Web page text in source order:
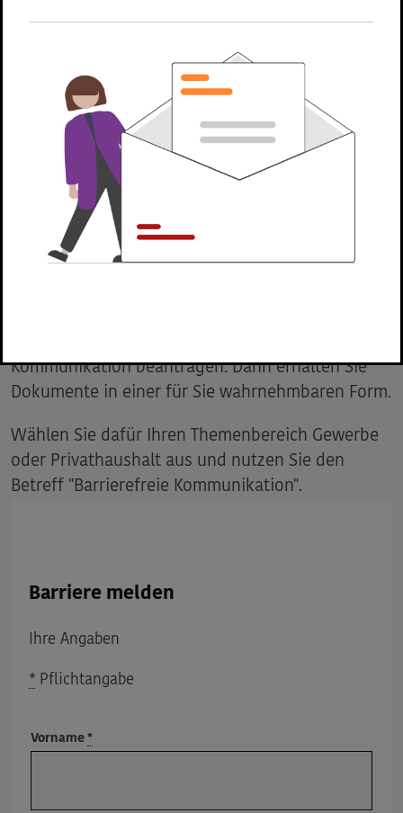
Geben Sie einfach Ihre Kontaktdaten ein und
nutzen Sie das Kommentarfeld um die Barriere
genau zu beschreiben und zu melden. Die
Webadresse, auf der Sie die Barriere gefunden
haben, wird automatisch mit dem Formular an
uns übersandt.
Barrierefreie Kommunikation
Kommunikation beantragen. Dann erhalten Sie
Dokumente in einer für Sie wahrnehmbaren Form.
Wählen Sie dafür Ihren Themenbereich Gewerbe
oder Privathaushalt aus und nutzen Sie den
Betreff "Barrierefreie Kommunikation".
Barriere melden
Ihre Angaben
* Pflichtangabe
Vorname *